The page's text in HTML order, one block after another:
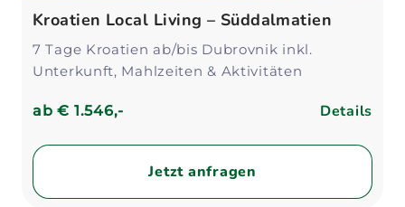
Kroatien Local Living – Süddalmatien
7 Tage Kroatien ab/bis Dubrovnik inkl.
Unterkunft, Mahlzeiten & Aktivitäten
ab€ 1.546,- Details
Jetzt anfragen